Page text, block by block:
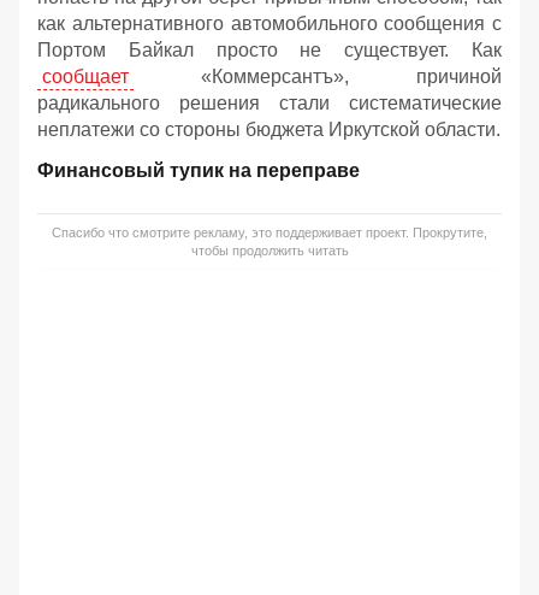
как альтернативного автомобильного сообщения с
Портом Байкал просто не существует. Как
сообщает
«Коммерсантъ», причиной
радикального решения стали систематические
неплатежи со стороны бюджета Иркутской области.
Финансовый тупик на переправе
Спасибо что смотрите рекламу, это поддерживает проект. Прокрутите,
чтобы продолжить читать